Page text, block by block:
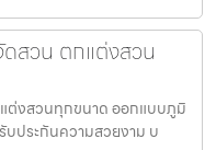
สวน ตกแต่งสวน
ต่งสวนทุกขนาด ออกแบบภูมิ
บประกันความสวยงาม บ